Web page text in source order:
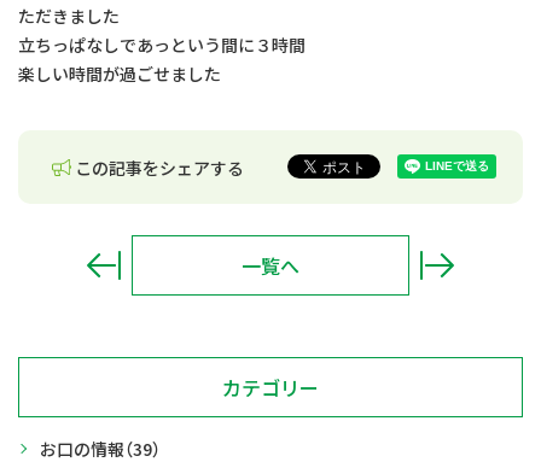
ただきました
立ちっぱなしであっという間に３時間
楽しい時間が過ごせました
この記事をシェアする
一覧へ
カテゴリー
お口の情報（39）